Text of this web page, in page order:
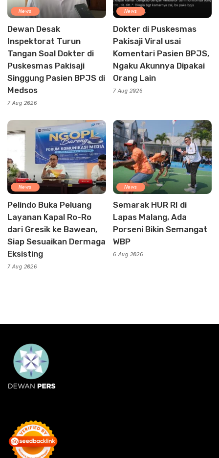
News
Dewan Desak
Inspektorat Turun
Tangan Soal Dokter di
Puskesmas Pakisaji
Singgung Pasien BPJS di
Medsos
7 Aug 2026
News
Dokter di Puskesmas
Pakisaji Viral usai
Komentari Pasien BPJS,
Ngaku Akunnya Dipakai
Orang Lain
7 Aug 2026
News
Pelindo Buka Peluang
Layanan Kapal Ro-Ro
dari Gresik ke Bawean,
Siap Sesuaikan Dermaga
Eksisting
7 Aug 2026
News
Semarak HUR RI di
Lapas Malang, Ada
Porseni Bikin Semangat
WBP
6 Aug 2026